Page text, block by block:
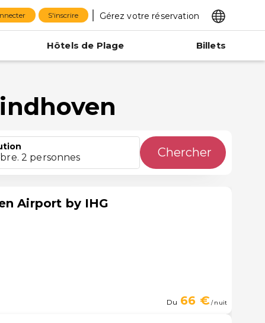
S'inscrire Gérez votre réservation
Hôtels de Plage Billets
2 personnes Chercher
Airport by IHG
Du 66 €/ nuit